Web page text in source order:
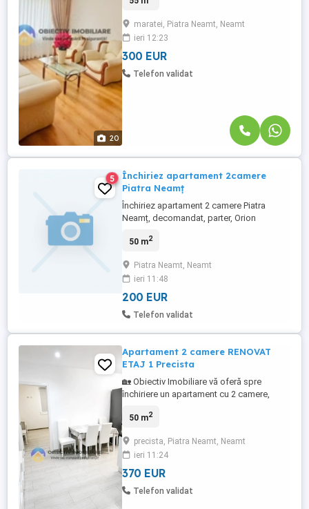
20
și bine conectată. Locuința este
amplasată la etajul 3 din 4 al unui imobil
îngrijit și dispune de ...
maratei, Piatra Neamt, Neamt
ieri 12:23
300 EUR
Telefon validat
5
Închiriez apartament 2camere
Piatra Neamț
Închiriez apartament 2 camere Piatra
Neamț, decomandat, parter, Orion
50 m2
Piatra Neamt, Neamt
ieri 11:48
200 EUR
Telefon validat
Apartament 2 camere RENOVAT
ETAJ 1 Precista
🏡 Obiectiv Imobiliare vă oferă spre
închiriere un apartament cu 2 camere,
Precista – Piatra Neamț.📐 Suprafață utilă:
Prima închiriere! Apartamentul este
complet renovat și pregătit pentru noii
chiriași.Dotări și avantaje:✔️ ...
50 m2
precista, Piatra Neamt, Neamt
ieri 11:24
370 EUR
Telefon validat